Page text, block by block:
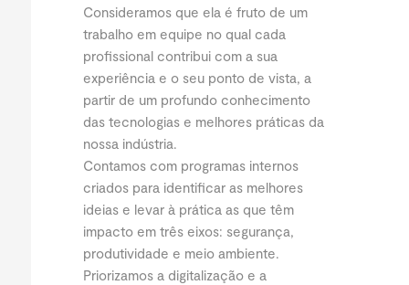
Consideramos que ela é fruto de um
trabalho em equipe no qual cada
profissional contribui com a sua
experiência e o seu ponto de vista, a
partir de um profundo conhecimento
das tecnologias e melhores práticas da
nossa indústria.
Contamos com programas internos
criados para identificar as melhores
ideias e levar à prática as que têm
impacto em três eixos: segurança,
produtividade e meio ambiente.
Priorizamos a digitalização e a